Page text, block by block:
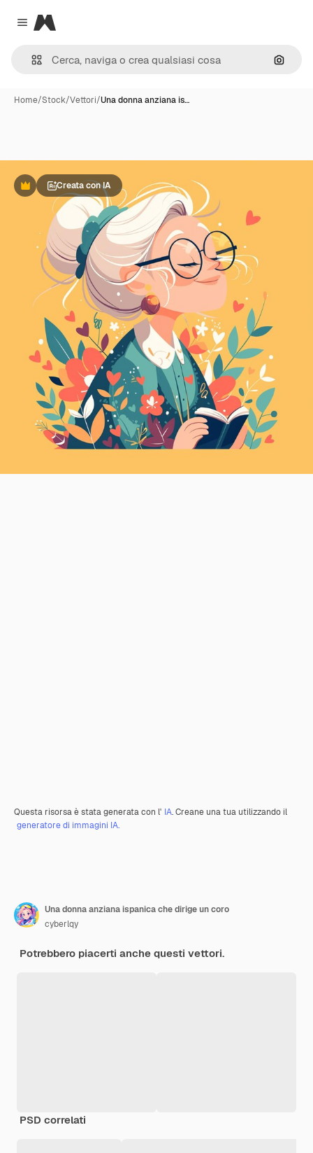
Close menu
Magnific
Cerca
Home/Stock/Vettori/Una donna anziana is…
PremiumCreata con IA
Questa risorsa è stata generata con l' IA. Creane una tua utilizzando il
generatore di immagini IA.
Una donna anziana ispanica che dirige un coro
cyberlqy
Potrebbero piacerti anche questi vettori.
PSD correlati